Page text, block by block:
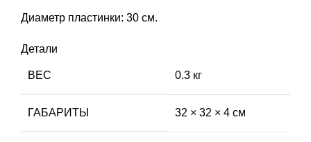
Диаметр пластинки: 30 см.
Детали
ВЕС 0.3 кг
ГАБАРИТЫ 32 × 32 × 4 см